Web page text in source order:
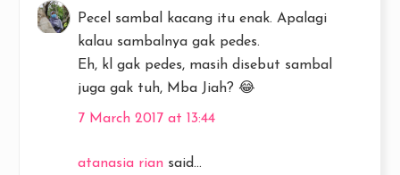
Pecel sambal kacang itu enak. Apalagi
kalau sambalnya gak pedes.
Eh, kl gak pedes, masih disebut sambal
juga gak tuh, Mba Jiah? 😂
7 March 2017 at 13:44
atanasia rian said...